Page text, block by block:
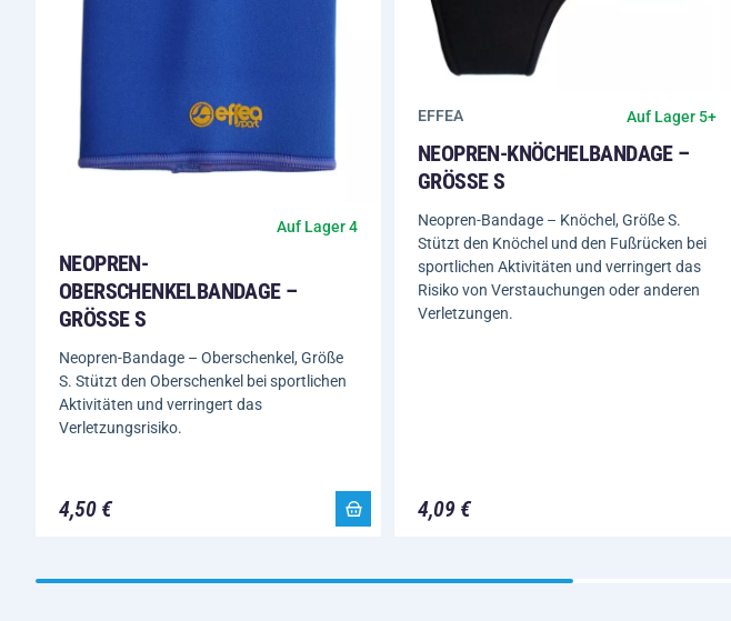
Auf Lager 4
NEOPREN-
OBERSCHENKELBANDAGE –
GRÖSSE S
Neopren-Bandage – Oberschenkel, Größe
S. Stützt den Oberschenkel bei sportlichen
Aktivitäten und verringert das
Verletzungsrisiko.
4,50 €
EFFEA Auf Lager 5+
NEOPREN-KNÖCHELBANDAGE –
GRÖSSE S
Neopren-Bandage – Knöchel, Größe S.
Stützt den Knöchel und den Fußrücken bei
sportlichen Aktivitäten und verringert das
Risiko von Verstauchungen oder anderen
Verletzungen.
4,09 €